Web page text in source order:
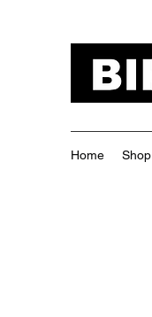
Home Shop